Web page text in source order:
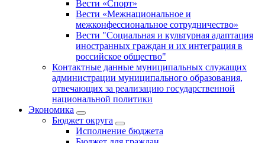
Вести «Спорт»
Вести «Межнациональное и
межконфессиональное сотрудничество»
Вести "Социальная и культурная адаптация
иностранных граждан и их интеграция в
российское общество"
Контактные данные муниципальных служащих
администрации муниципального образования,
отвечающих за реализацию государственной
национальной политики
Экономика
Бюджет округa
Исполнение бюджета